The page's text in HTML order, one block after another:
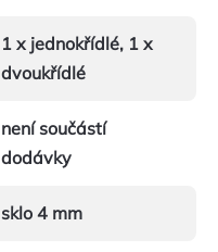
1 x jednokřídlé, 1 x
dvoukřídlé
není součástí
dodávky
sklo 4 mm